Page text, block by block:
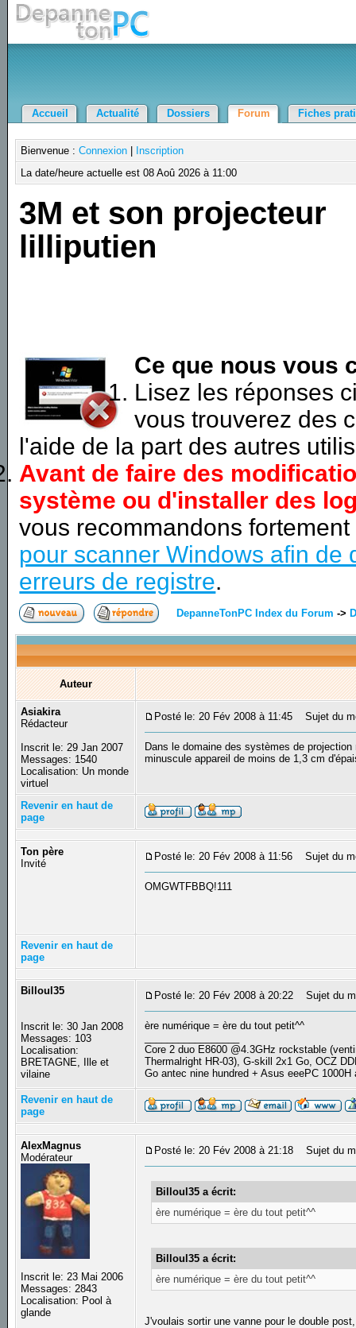
Accueil Actualité Dossiers Forum Fiches
Bienvenue :Connexion
Inscription
La date/heure actuelle est 08 Aoû 2026 à 11:00
3M et son projecteur
lilliputien
Ce que nous vous
Lisez les réponses
vous trouverez des
l'aide de la part des autres
Avant de faire des
système ou d'installer des
vous recommandons
pour scanner Windows afin de
erreurs de registre.
DepanneTonPC Index du Forum ->
Auteur
Asiakira
Rédacteur
Inscrit le: 29 Jan 2007
Messages: 1540
Localisation: Un monde
virtuel
Posté le: 20 Fév 2008 à 11:45 Sujet du
Dans le domaine des systèmes de
minuscule appareil de moins de 1,3 cm
Revenir en haut de
page
Ton père
Invité
Posté le: 20 Fév 2008 à 11:56 Sujet du
OMGWTFBBQ!111
Revenir en haut de
page
Billoul35
Inscrit le: 30 Jan 2008
Messages: 103
Localisation:
BRETAGNE, Ille et
vilaine
Posté le: 20 Fév 2008 à 20:22 Sujet du
ère numérique = ère du tout petit^^
Core 2 duo E8600 @4.3GHz rockstable
Thermalright HR-03), G-skill 2x1 Go, OCZ
Go antec nine hundred + Asus eeePC
Revenir en haut de
page
AlexMagnus
Modérateur
Inscrit le: 23 Mai 2006
Messages: 2843
Localisation: Pool à
glande
Posté le: 20 Fév 2008 à 21:18 Sujet du
Billoul35 a écrit:
ère numérique = ère du tout petit^^
Billoul35 a écrit:
ère numérique = ère du tout petit^^
J'voulais sortir une vanne pour le double